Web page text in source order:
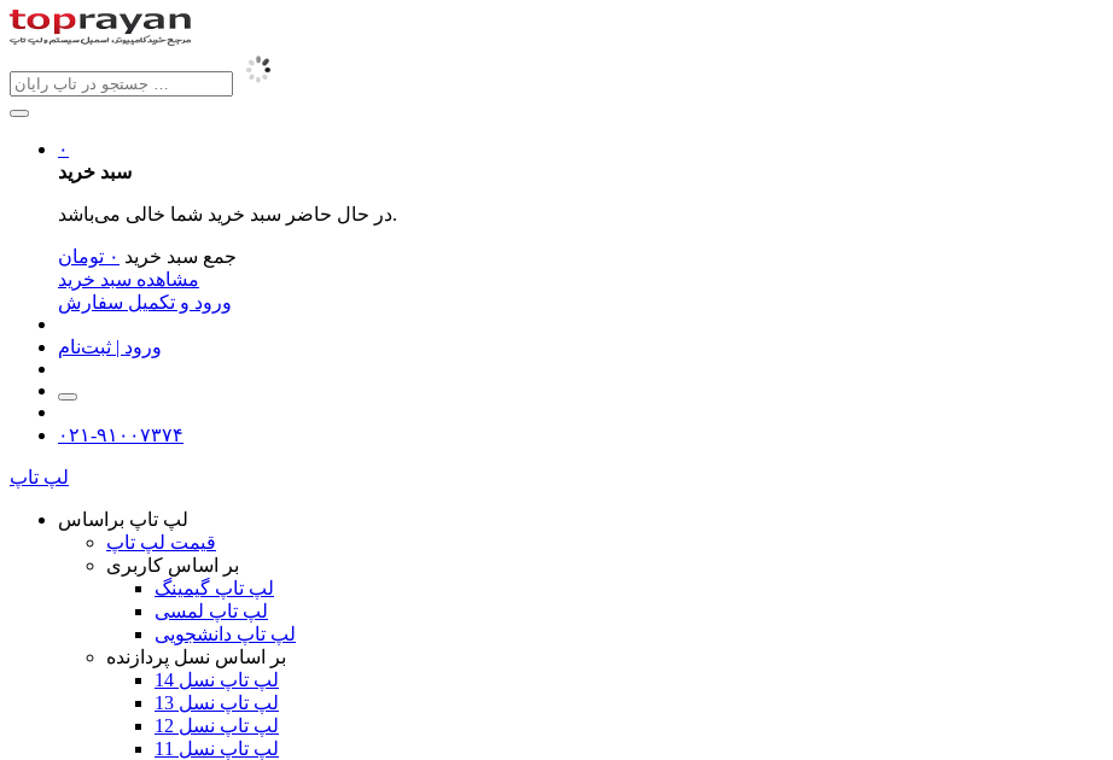
۰
سبد خرید
در حال حاضر سبد خرید شما خالی می‌باشد.
جمع سبد خرید ۰ تومان
مشاهده سبد خرید
ورود و تکمیل سفارش
ورود | ثبت‌نام
۰۲۱-۹۱۰۰۷۳۷۴
لپ تاپ
لپ تاپ براساس
قیمت لپ تاپ
بر اساس کاربری
لپ تاپ گیمینگ
لپ تاپ لمسی
لپ تاپ دانشجویی
بر اساس نسل پردازنده
لپ تاپ نسل 14
لپ تاپ نسل 13
لپ تاپ نسل 12
لپ تاپ نسل 11